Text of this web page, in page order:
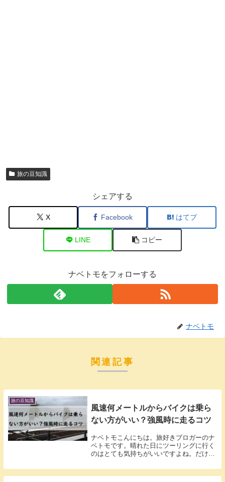
旅の豆知識
シェアする
X Facebook はてブ
LINE コピー
ナベトモをフォローする
ナベトモ
関連記事
旅の豆知識
風速何メートルからバイクは乗ら
ない方がいい？強風時に走るコツ
ナベトモこんにちは。旅好きブロガーのナ
ベトモです。晴れた日にツーリングに行く
のはとても気持ちがいいですよね。だけ
り風が強かったりしたらモチベーションも
下がりますね。私がバイク旅をしていた時